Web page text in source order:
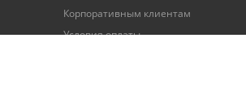
Корпоративным клиентам
Условия оплаты